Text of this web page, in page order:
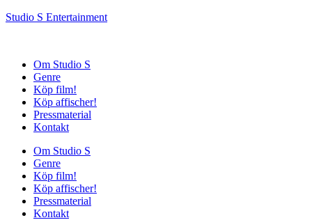
Studio S Entertainment
Om Studio S
Genre
Köp film!
Köp affischer!
Pressmaterial
Kontakt
Om Studio S
Genre
Köp film!
Köp affischer!
Pressmaterial
Kontakt